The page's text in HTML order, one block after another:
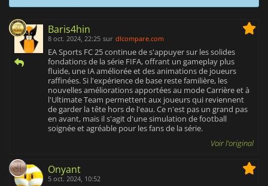
Baris4hin
8 oct. 2024, 22:25 sur dlcompare.com
EA Sports FC 25 continue de s'appuyer sur les solides
fondations de la série FIFA, offrant un gameplay plus
fluide, une IA améliorée et des animations de joueurs
raffinées. Si l'expérience de base reste familière, les
nouvelles améliorations apportées au mode Carrière et à
l'Ultimate Team permettent aux joueurs qui reviennent
de garder la tête hors de l'eau. Ce n'est pas un grand pas
en avant, mais il s'agit d'une simulation de football
soignée et agréable pour les fans de la série.
Voir l'original
Onyant
5 oct. 2024, 10:52